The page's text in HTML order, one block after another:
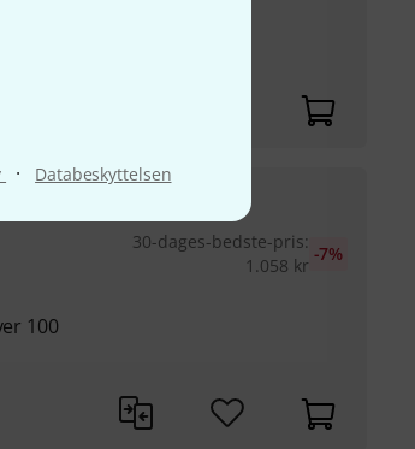
· Databeskyttelsen
100
30-dages-bedste-pris:
1.058 kr
-7%